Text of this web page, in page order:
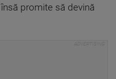
promite să devină